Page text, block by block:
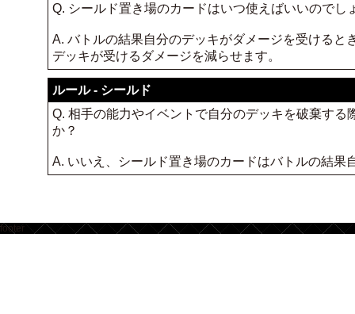
Q. シールド置き場のカードはいつ使えばいいのでし
A. バトルの結果自分のデッキがダメージを受ける
デッキが受けるダメージを減らせます。
ルール - シールド
Q. 相手の能力やイベントで自分のデッキを破棄す
か？
A. いいえ、シールド置き場のカードはバトルの結
footer